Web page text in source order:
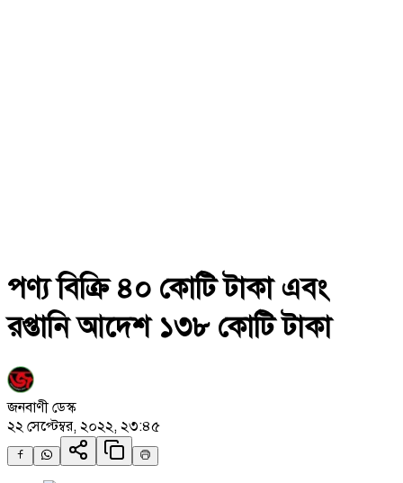
পণ্য বিক্রি ৪০ কোটি টাকা এবং
রপ্তানি আদেশ ১৩৮ কোটি টাকা
জনবাণী ডেস্ক
২২ সেপ্টেম্বর, ২০২২, ২৩:৪৫